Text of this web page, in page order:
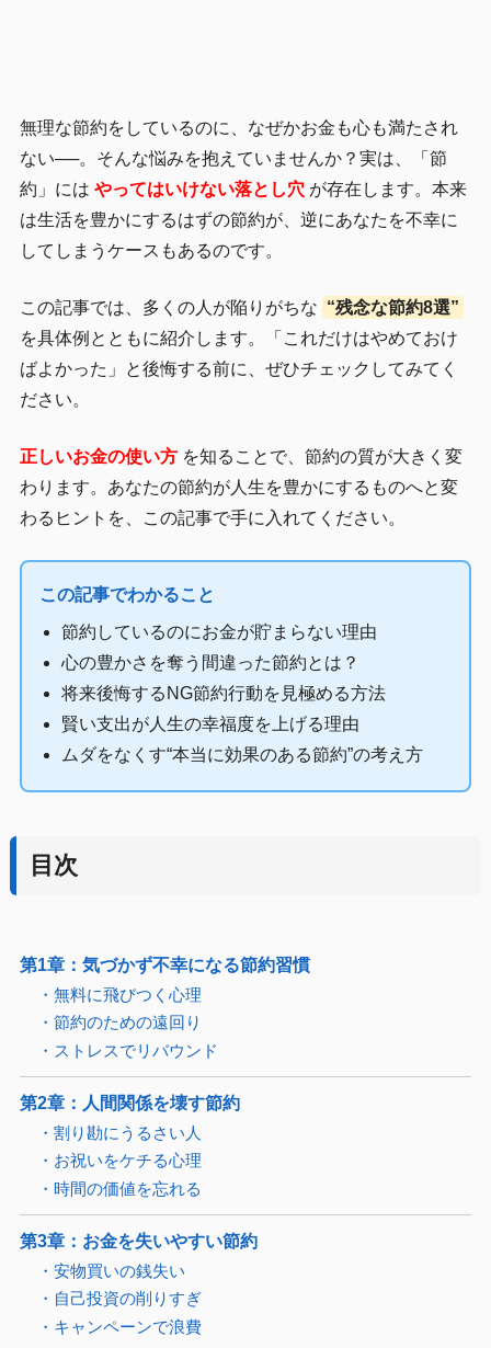
無理な節約をしているのに、なぜかお金も心も満たされ
ない──。そんな悩みを抱えていませんか？実は、「節
約」には やってはいけない落とし穴が存在します。本来
は生活を豊かにするはずの節約が、逆にあなたを不幸に
してしまうケースもあるのです。
この記事では、多くの人が陥りがちな “残念な節約8選”
を具体例とともに紹介します。「これだけはやめておけ
ばよかった」と後悔する前に、ぜひチェックしてみてく
ださい。
正しいお金の使い方を知ることで、節約の質が大きく変
わります。あなたの節約が人生を豊かにするものへと変
わるヒントを、この記事で手に入れてください。
この記事でわかること
節約しているのにお金が貯まらない理由
心の豊かさを奪う間違った節約とは？
将来後悔するNG節約行動を見極める方法
賢い支出が人生の幸福度を上げる理由
ムダをなくす“本当に効果のある節約”の考え方
目次
第1章：気づかず不幸になる節約習慣
・無料に飛びつく心理
・節約のための遠回り
・ストレスでリバウンド
第2章：人間関係を壊す節約
・割り勘にうるさい人
・お祝いをケチる心理
・時間の価値を忘れる
第3章：お金を失いやすい節約
・安物買いの銭失い
・自己投資の削りすぎ
・キャンペーンで浪費